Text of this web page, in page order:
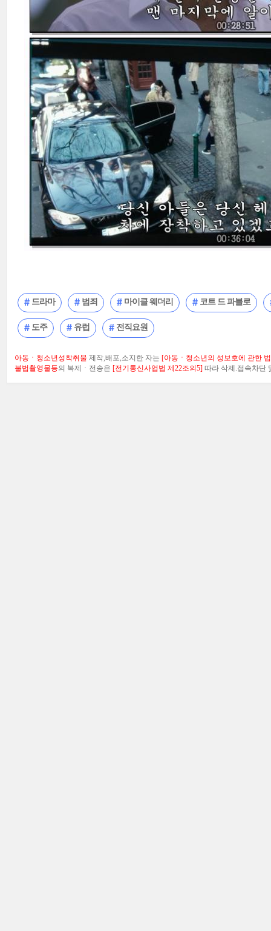
드라마 범죄 마이클 웨더리 코트 드 파블로
도주 유럽 전직요원
아동ㆍ청소년성착취물 제작,배포,소지한 자는 [아동ㆍ청소년의 성보호에 관한
불법촬영물등의 복제ㆍ전송은 [전기통신사업법 제22조의5] 따라 삭제.접속차단